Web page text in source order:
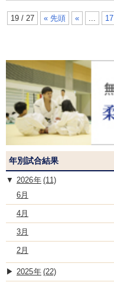
19 / 27 « 先頭 « ... 17
年別試合結果
2026
(11)
6月
4月
3月
2月
2025 (22)